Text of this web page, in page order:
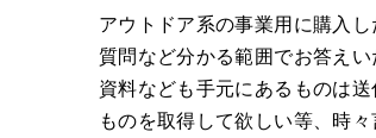
アウトドア系の事業用に購入
質問など分かる範囲でお答え
資料なども手元にあるものは
ものを取得して欲しい等、時